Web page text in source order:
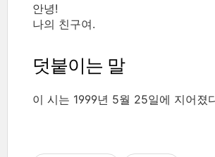
안녕!
나의 친구여.
덧붙이는 말
이 시는 1999년 5월 25일에 지어졌